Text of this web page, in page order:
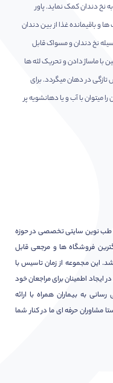
دندان کمک نماید. پاور
باقیمانده غذا از بین دندان
نخ دندان و مسواک قابل
ماساژ دادن و تحریک لثه ها
در دهان میگردد. برای
با آب و یا دهانشویه پر
طب نوین سایتی تخصصی در حوزه
فروشگاه ها و مرجعی قابل
این مجموعه از زمان تاسیس با
اطمینان برای مراجعان خود
به بیماران همراه با ارائه
مشاوران حرفه ای ما در کنار شما